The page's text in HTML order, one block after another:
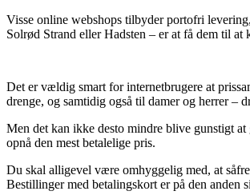
Visse online webshops tilbyder portofri
Solrød Strand eller Hadsten – er at få dem til at
Det er vældig smart for internetbrugere at
drenge, og samtidig også til damer og herrer –
Men det kan ikke desto mindre blive gunstigt
opnå den mest betalelige pris.
Du skal alligevel være omhyggelig med, at
Bestillinger med betalingskort er på den